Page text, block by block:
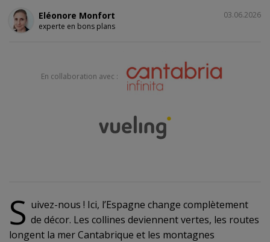
Eléonore Monfort
experte en bons plans
03.06.2026
S uivez-nous ! Ici, l’Espagne change complètement
de décor. Les collines deviennent vertes, les routes
longent la mer Cantabrique et les montagnes
En collaboration avec :